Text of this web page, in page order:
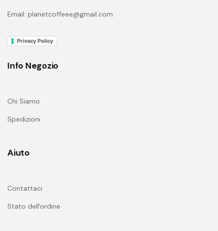
Email: planetcoffeee@gmail.com
Privacy Policy
Info Negozio
Chi Siamo
Spedizioni
Aiuto
Contattaci
Stato dell'ordine